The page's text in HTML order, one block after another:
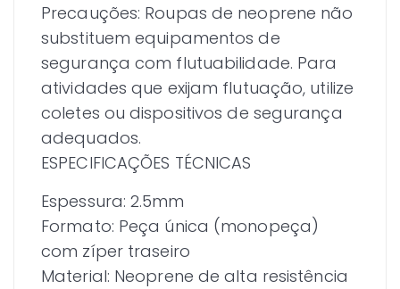
Precauções: Roupas de neoprene não
substituem equipamentos de
segurança com flutuabilidade. Para
atividades que exijam flutuação, utilize
coletes ou dispositivos de segurança
adequados.
ESPECIFICAÇÕES TÉCNICAS
Espessura: 2.5mm
Formato: Peça única (monopeça)
com zíper traseiro
Material: Neoprene de alta resistência